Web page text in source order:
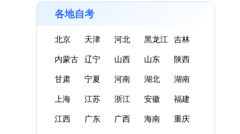
各地自考
北京 天津 河北 黑龙江 吉林
内蒙古 辽宁 山西 山东 陕西
甘肃 宁夏 河南 湖北 湖南
上海 江苏 浙江 安徽 福建
江西 广东 广西 海南 重庆